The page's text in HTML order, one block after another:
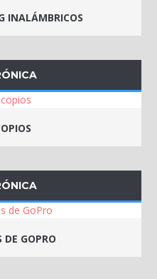
INALÁMBRICOS
DE GOPRO